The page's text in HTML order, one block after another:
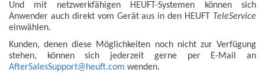
Und mit netzwerkfähigen HEUFT-Systemen können sich
Anwender auch direkt vom Gerät aus in den HEUFT
TeleService
einwählen.
Kunden, denen diese Möglichkeiten noch nicht zur Verfügung
stehen, können sich jederzeit gerne per E-Mail an
AfterSalesSupport@heuft.com wenden.